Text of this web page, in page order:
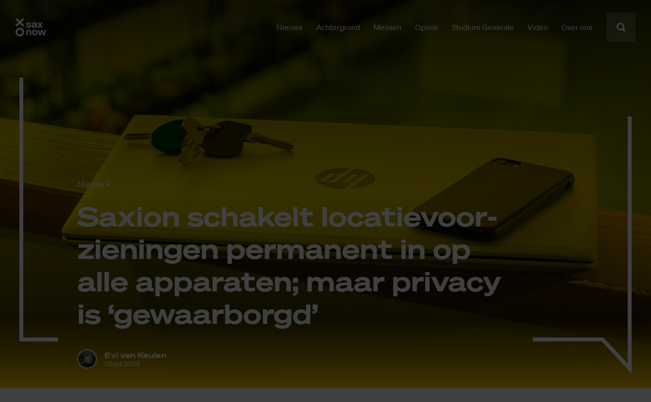
Nieuws Achtergrond Mensen Opinie Studium Generale Video Over ons
Nieuws
Saxi­on scha­kelt lo­ca­tie­voor­
zie­nin­gen per­ma­nent in op
alle ap­pa­ra­ten; maar pri­va­cy
is ‘ge­waar­borgd’
Evi van Keulen
06 juli 2026